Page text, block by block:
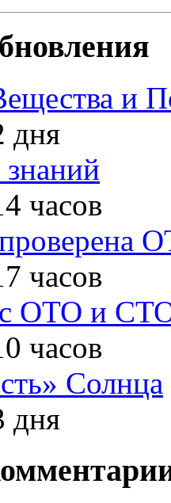
и
дня
часов
часов
с ОТО и
часов
Солнца
дня